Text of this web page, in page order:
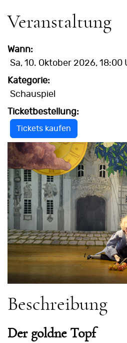
Veranstaltung
Wann:
Sa, 10. Oktober 2026, 18:00
Kategorie:
Schauspiel
Ticketbestellung:
Tickets kaufen
Beschreibung
Der goldne Topf